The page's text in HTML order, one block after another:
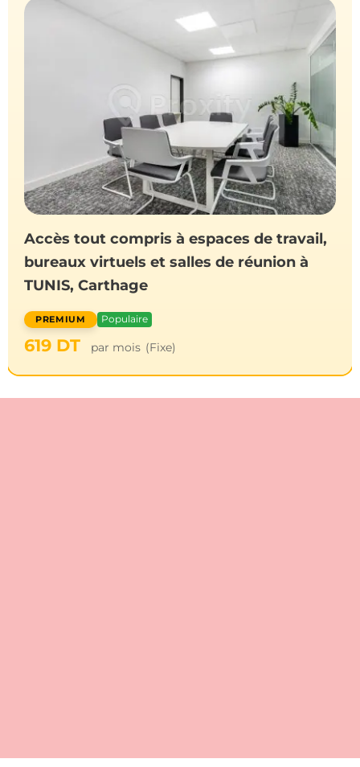
Accès tout compris à espaces de travail,
bureaux virtuels et salles de réunion à
TUNIS, Carthage
Populaire
619 DT par mois (Fixe)